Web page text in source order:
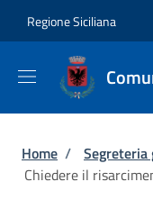
Regione Siciliana
Briciole di
Home / Segreteria
Chiedere il